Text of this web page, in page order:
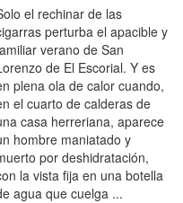
el rechinar de las
perturba el apacible y
verano de San
de El Escorial. Y es
plena ola de calor cuando,
el cuarto de calderas de
casa herreriana, aparece
hombre maniatado y
por deshidratación,
la vista fija en una botella
agua que cuelga ...